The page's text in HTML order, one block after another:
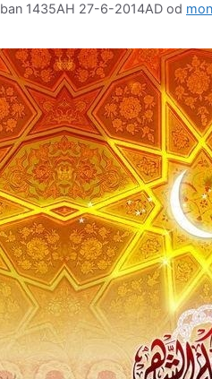
1435AH 27-6-2014AD od